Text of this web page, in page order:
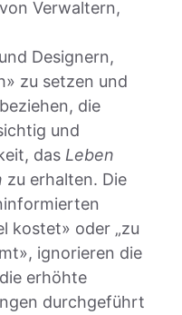
Verwaltern,
Designern,
zu setzen und
die
und
das Leben
zu erhalten. Die
kostet» oder „zu
ignorieren die
erhöhte
durchgeführt